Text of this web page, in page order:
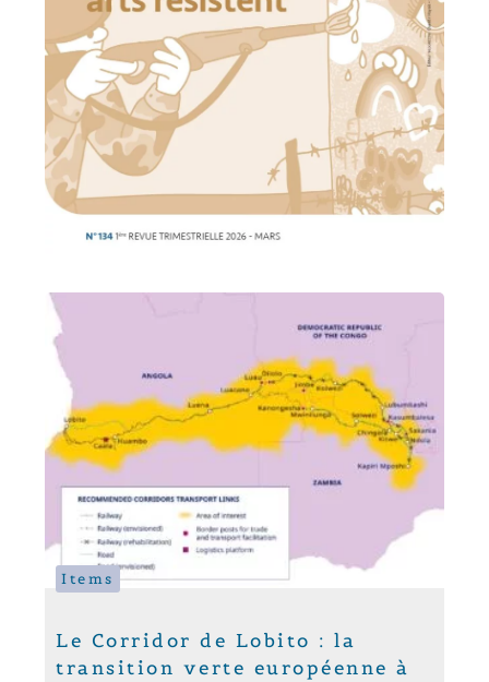
Items
Le Corridor de Lobito : la
transition verte européenne à